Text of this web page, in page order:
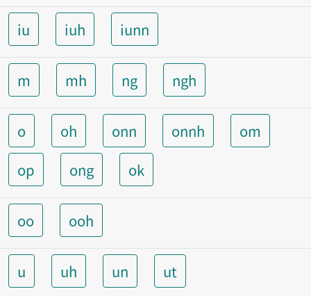
iu iuh iunn
m mh ng ngh
o oh onn onnh
om
op
ong ok
oo ooh
u uh un ut